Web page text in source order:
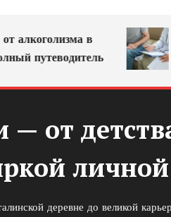
в
путеводитель
от
деревне до великой